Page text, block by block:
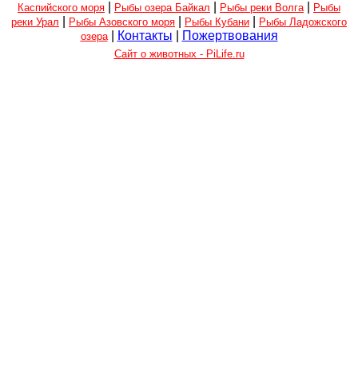
Каспийского моря
Рыбы озера Байкал Рыбы реки Волга
Рыбы
реки Урал
Рыбы Азовского моря Рыбы Кубани
Рыбы Ладожского
озера| Контакты Пожертвования
Сайт о животных - PiLife.ru